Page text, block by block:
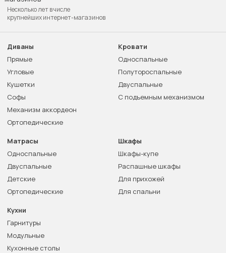
Несколько лет в числе
крупнейших интернет-магазинов
Диваны
Прямые
Угловые
Кушетки
Софы
Механизм аккордеон
Ортопедические
Кровати
Односпальные
Полутороспальные
Двуспальные
С подъемным механизмом
Матрасы
Односпальные
Двуспальные
Детские
Ортопедические
Шкафы
Шкафы-купе
Распашные шкафы
Для прихожей
Для спальни
Кухни
Гарнитуры
Модульные
Кухонные столы